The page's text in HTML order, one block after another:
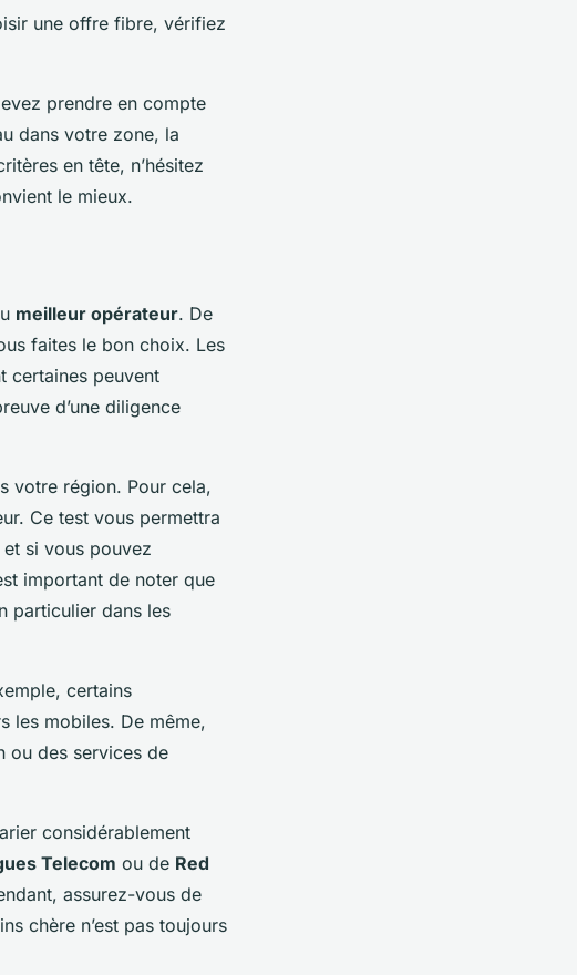
une offre fibre, vérifiez
prendre en compte
dans votre zone, la
en tête, n’hésitez
le mieux.
meilleur opérateur. De
faites le bon choix. Les
certaines peuvent
d’une diligence
votre région. Pour cela,
Ce test vous permettra
si vous pouvez
important de noter que
particulier dans les
certains
les mobiles. De même,
ou des services de
considérablement
Telecom ou de Red
assurez-vous de
chère n’est pas toujours